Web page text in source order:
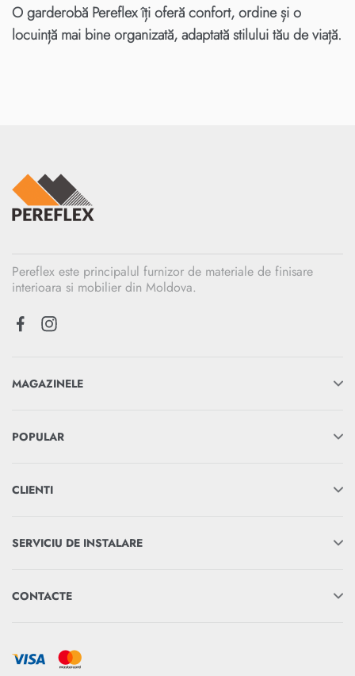
O garderobă Pereflex îți oferă confort, ordine și o
locuință mai bine organizată, adaptată stilului tău de viață.
Pereflex este principalul furnizor de materiale de finisare
interioara si mobilier din Moldova.
MAGAZINELE
POPULAR
CLIENTI
SERVICIU DE INSTALARE
CONTACTE